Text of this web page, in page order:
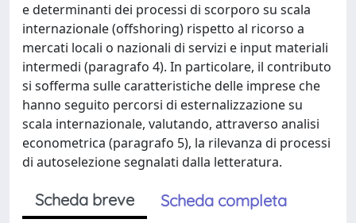
e determinanti dei processi di scorporo su scala
internazionale (offshoring) rispetto al ricorso a
mercati locali o nazionali di servizi e input materiali
intermedi (paragrafo 4). In particolare, il contributo
si sofferma sulle caratteristiche delle imprese che
hanno seguito percorsi di esternalizzazione su
scala internazionale, valutando, attraverso analisi
econometrica (paragrafo 5), la rilevanza di processi
di autoselezione segnalati dalla letteratura.
Scheda breve
Scheda completa